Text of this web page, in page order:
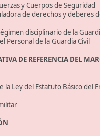
y Cuerpos de Seguridad
de derechos y deberes
disciplinario de la
Personal de la Guardia Civil
DE REFERENCIA DEL
la Ley del Estatuto Básico del